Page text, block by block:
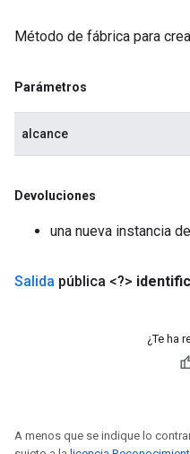
Método de fábrica para
Parámetros
alcance
Devoluciones
una nueva instancia
Salida pública <?>
¿Te ha
A menos que se indique lo